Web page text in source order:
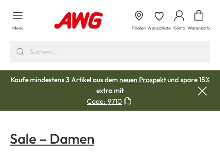
springen
Menü Filialen Wunschliste Konto Warenkorb
Kaufe mindestens 3 Artikel aus demneuen Prospektund spare 15%
extra mit
Code: 9710
Sale – Damen